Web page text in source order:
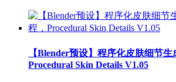
【Blender预设】程序化皮肤细节生
Procedural Skin Details V1.05